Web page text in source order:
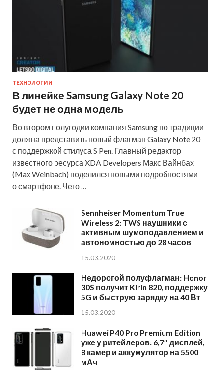
ТЕХНОЛОГИИ
В линейке Samsung Galaxy Note 20
будет не одна модель
Во втором полугодии компания Samsung по традиции
должна представить новый флагман Galaxy Note 20
с поддержкой стилуса S Pen. Главный редактор
известного ресурса XDA Developers Макс Вайнбах
(Max Weinbach) поделился новыми подробностями
о смартфоне. Чего …
Sennheiser Momentum True
Wireless 2: TWS наушники с
активным шумоподавлением и
автономностью до 28 часов
15.03.2020
Недорогой полуфлагман: Honor
30S получит Kirin 820, поддержку
5G и быструю зарядку на 40 Вт
15.03.2020
Huawei P40 Pro Premium Edition
уже у ритейлеров: 6,7″ дисплей,
8 камер и аккумулятор на 5500
мАч